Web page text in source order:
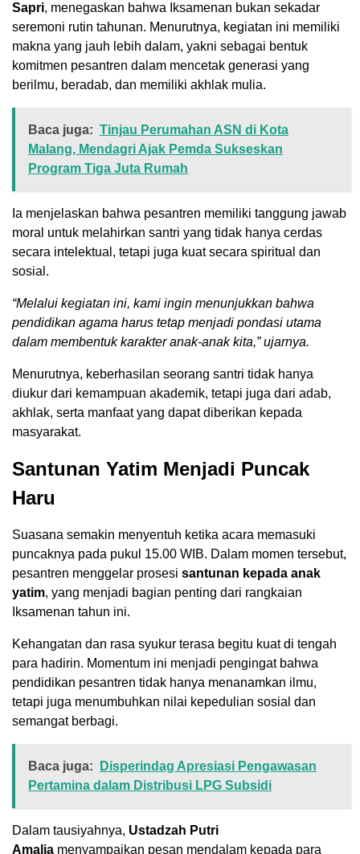
Sapri, menegaskan bahwa Iksamenan bukan sekadar
seremoni rutin tahunan. Menurutnya, kegiatan ini memiliki
makna yang jauh lebih dalam, yakni sebagai bentuk
komitmen pesantren dalam mencetak generasi yang
berilmu, beradab, dan memiliki akhlak mulia.
Baca juga: Tinjau Perumahan ASN di Kota
Malang, Mendagri Ajak Pemda Sukseskan
Program Tiga Juta Rumah
Ia menjelaskan bahwa pesantren memiliki tanggung jawab
moral untuk melahirkan santri yang tidak hanya cerdas
secara intelektual, tetapi juga kuat secara spiritual dan
sosial.
“Melalui kegiatan ini, kami ingin menunjukkan bahwa
pendidikan agama harus tetap menjadi pondasi utama
dalam membentuk karakter anak-anak kita,” ujarnya.
Menurutnya, keberhasilan seorang santri tidak hanya
diukur dari kemampuan akademik, tetapi juga dari adab,
akhlak, serta manfaat yang dapat diberikan kepada
masyarakat.
Santunan Yatim Menjadi Puncak
Haru
Suasana semakin menyentuh ketika acara memasuki
puncaknya pada pukul 15.00 WIB. Dalam momen tersebut,
pesantren menggelar prosesi santunan kepada anak
yatim, yang menjadi bagian penting dari rangkaian
Iksamenan tahun ini.
Kehangatan dan rasa syukur terasa begitu kuat di tengah
para hadirin. Momentum ini menjadi pengingat bahwa
pendidikan pesantren tidak hanya menanamkan ilmu,
tetapi juga menumbuhkan nilai kepedulian sosial dan
semangat berbagi.
Baca juga:
Disperindag Apresiasi Pengawasan
Pertamina dalam Distribusi LPG Subsidi
Dalam tausiyahnya, Ustadzah Putri
Amalia menyampaikan pesan mendalam kepada para